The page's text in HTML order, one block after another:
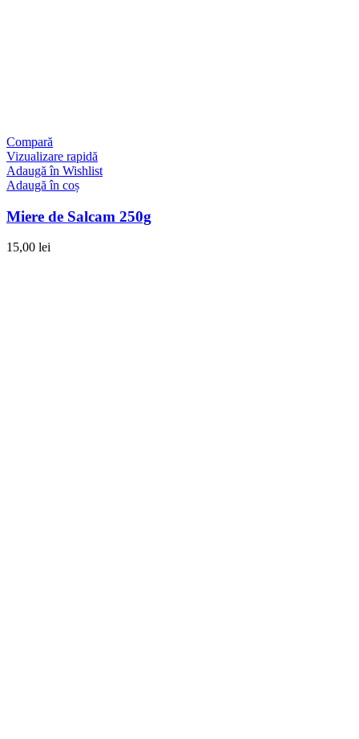
Compară
Vizualizare rapidă
Adaugă în Wishlist
Adaugă în coș
Miere de Salcam 250g
15,00 lei